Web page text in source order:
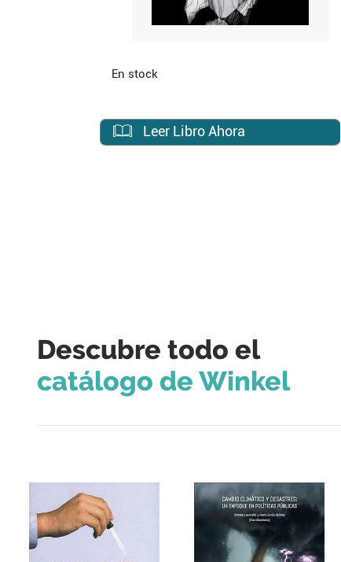
En stock
Leer Libro Ahora
Descubre todo el
catálogo de Winkel